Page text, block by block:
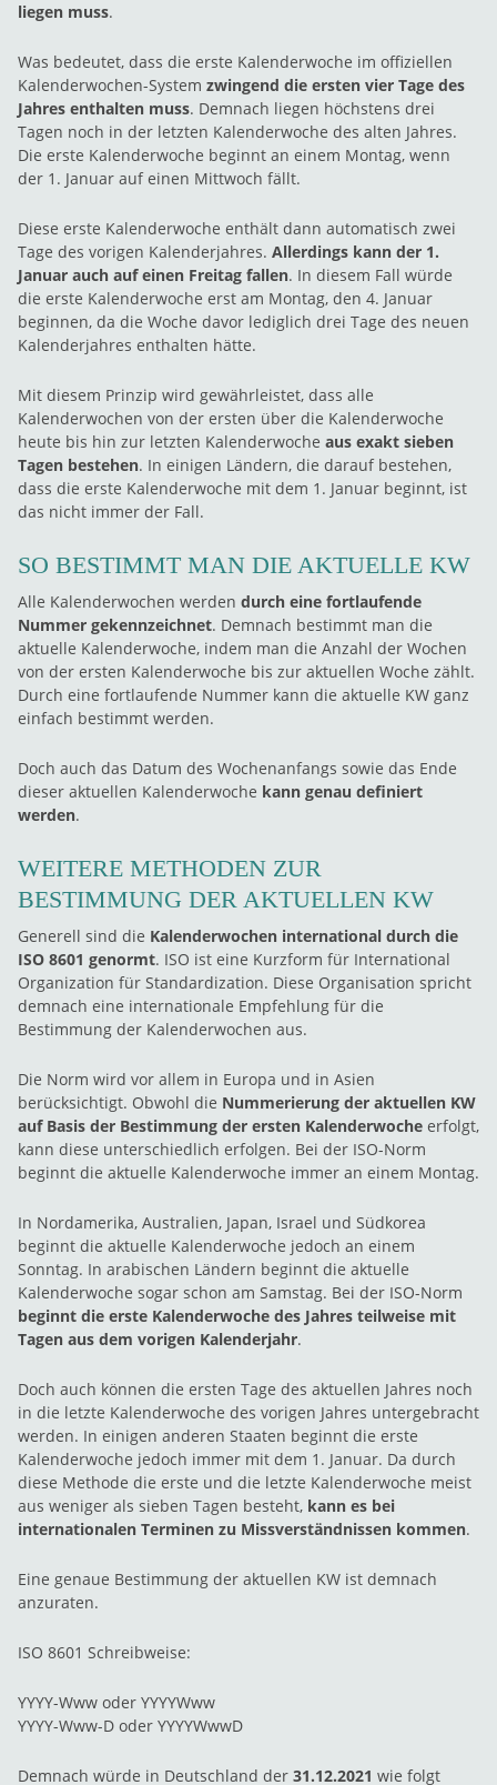
liegen muss.
Was bedeutet, dass die erste Kalenderwoche im offiziellen
Kalenderwochen-System zwingend die ersten vier Tage des
Jahres enthalten muss. Demnach liegen höchstens drei
Tagen noch in der letzten Kalenderwoche des alten Jahres.
Die erste Kalenderwoche beginnt an einem Montag, wenn
der 1. Januar auf einen Mittwoch fällt.
Diese erste Kalenderwoche enthält dann automatisch zwei
Tage des vorigen Kalenderjahres. Allerdings kann der 1.
Januar auch auf einen Freitag fallen. In diesem Fall würde
die erste Kalenderwoche erst am Montag, den 4. Januar
beginnen, da die Woche davor lediglich drei Tage des neuen
Kalenderjahres enthalten hätte.
Mit diesem Prinzip wird gewährleistet, dass alle
Kalenderwochen von der ersten über die Kalenderwoche
heute bis hin zur letzten Kalenderwoche aus exakt sieben
Tagen bestehen. In einigen Ländern, die darauf bestehen,
dass die erste Kalenderwoche mit dem 1. Januar beginnt, ist
das nicht immer der Fall.
SO BESTIMMT MAN DIE AKTUELLE KW
Alle Kalenderwochen werden durch eine fortlaufende
Nummer gekennzeichnet. Demnach bestimmt man die
aktuelle Kalenderwoche, indem man die Anzahl der Wochen
von der ersten Kalenderwoche bis zur aktuellen Woche zählt.
Durch eine fortlaufende Nummer kann die aktuelle KW ganz
einfach bestimmt werden.
Doch auch das Datum des Wochenanfangs sowie das Ende
dieser aktuellen Kalenderwoche kann genau definiert
werden.
WEITERE METHODEN ZUR
BESTIMMUNG DER AKTUELLEN KW
Generell sind die Kalenderwochen international durch die
ISO 8601 genormt. ISO ist eine Kurzform für International
Organization für Standardization. Diese Organisation spricht
demnach eine internationale Empfehlung für die
Bestimmung der Kalenderwochen aus.
Die Norm wird vor allem in Europa und in Asien
berücksichtigt. Obwohl die Nummerierung der aktuellen KW
auf Basis der Bestimmung der ersten Kalenderwoche erfolgt,
kann diese unterschiedlich erfolgen. Bei der ISO-Norm
beginnt die aktuelle Kalenderwoche immer an einem Montag.
In Nordamerika, Australien, Japan, Israel und Südkorea
beginnt die aktuelle Kalenderwoche jedoch an einem
Sonntag. In arabischen Ländern beginnt die aktuelle
Kalenderwoche sogar schon am Samstag. Bei der ISO-Norm
beginnt die erste Kalenderwoche des Jahres teilweise mit
Tagen aus dem vorigen Kalenderjahr.
Doch auch können die ersten Tage des aktuellen Jahres noch
in die letzte Kalenderwoche des vorigen Jahres untergebracht
werden. In einigen anderen Staaten beginnt die erste
Kalenderwoche jedoch immer mit dem 1. Januar. Da durch
diese Methode die erste und die letzte Kalenderwoche meist
aus weniger als sieben Tagen besteht, kann es bei
internationalen Terminen zu Missverständnissen kommen.
Eine genaue Bestimmung der aktuellen KW ist demnach
anzuraten.
ISO 8601 Schreibweise:
YYYY-Www oder YYYYWww
YYYY-Www-D oder YYYYWwwD
Demnach würde in Deutschland der 31.12.2021 wie folgt